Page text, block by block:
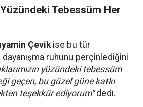
Yüzündeki Tebessüm Her
Çevikise bu tür
ruhunu perçinlediğini
yüzündeki tebessüm
geçen, bu güzel güne katkı
teşekkür ediyorum"dedi.